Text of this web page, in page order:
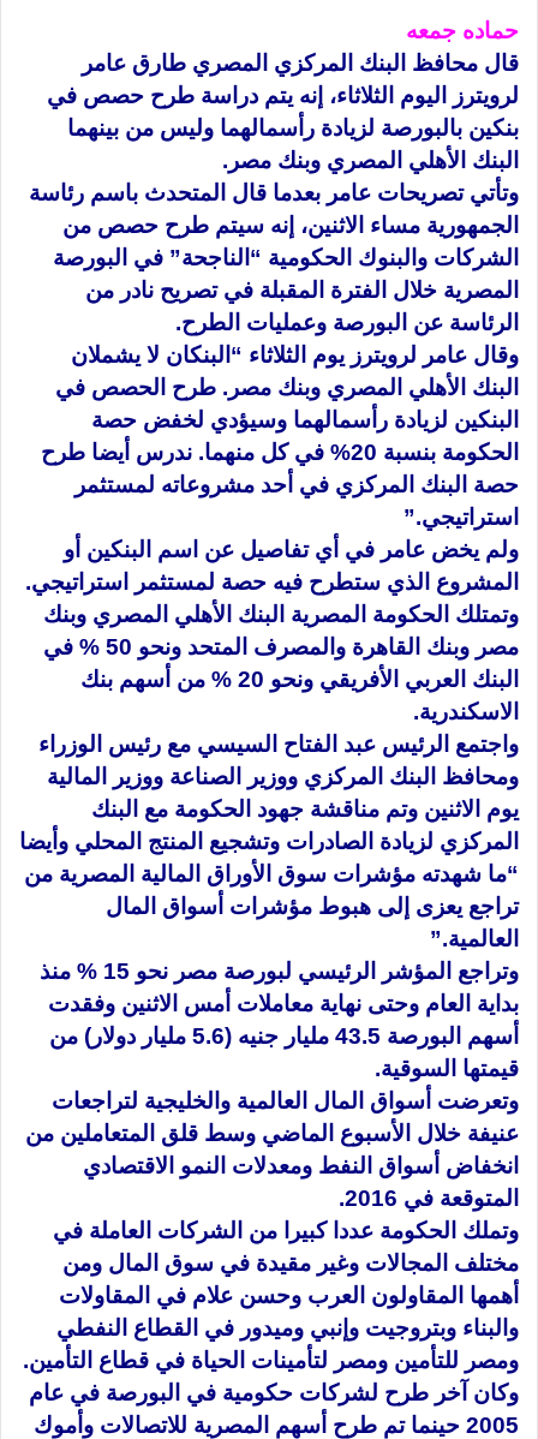
حماده جمعه
قال محافظ البنك المركزي المصري طارق عامر
لرويترز اليوم الثلاثاء، إنه يتم دراسة طرح حصص في
بنكين بالبورصة لزيادة رأسمالهما وليس من بينهما
البنك الأهلي المصري وبنك مصر.
وتأتي تصريحات عامر بعدما قال المتحدث باسم رئاسة
الجمهورية مساء الاثنين، إنه سيتم طرح حصص من
الشركات والبنوك الحكومية “الناجحة” في البورصة
المصرية خلال الفترة المقبلة في تصريح نادر من
الرئاسة عن البورصة وعمليات الطرح.
وقال عامر لرويترز يوم الثلاثاء “البنكان لا يشملان
البنك الأهلي المصري وبنك مصر. طرح الحصص في
البنكين لزيادة رأسمالهما وسيؤدي لخفض حصة
الحكومة بنسبة 20% في كل منهما. ندرس أيضا طرح
حصة البنك المركزي في أحد مشروعاته لمستثمر
استراتيجي.”
ولم يخض عامر في أي تفاصيل عن اسم البنكين أو
المشروع الذي ستطرح فيه حصة لمستثمر استراتيجي.
وتمتلك الحكومة المصرية البنك الأهلي المصري وبنك
مصر وبنك القاهرة والمصرف المتحد ونحو 50 % في
البنك العربي الأفريقي ونحو 20 % من أسهم بنك
الاسكندرية.
واجتمع الرئيس عبد الفتاح السيسي مع رئيس الوزراء
ومحافظ البنك المركزي ووزير الصناعة ووزير المالية
يوم الاثنين وتم مناقشة جهود الحكومة مع البنك
المركزي لزيادة الصادرات وتشجيع المنتج المحلي وأيضا
“ما شهدته مؤشرات سوق الأوراق المالية المصرية من
تراجع يعزى إلى هبوط مؤشرات أسواق المال
العالمية.”
وتراجع المؤشر الرئيسي لبورصة مصر نحو 15 % منذ
بداية العام وحتى نهاية معاملات أمس الاثنين وفقدت
أسهم البورصة 43.5 مليار جنيه (5.6 مليار دولار) من
قيمتها السوقية.
وتعرضت أسواق المال العالمية والخليجية لتراجعات
عنيفة خلال الأسبوع الماضي وسط قلق المتعاملين من
انخفاض أسواق النفط ومعدلات النمو الاقتصادي
المتوقعة في 2016.
وتملك الحكومة عددا كبيرا من الشركات العاملة في
مختلف المجالات وغير مقيدة في سوق المال ومن
أهمها المقاولون العرب وحسن علام في المقاولات
والبناء وبتروجيت وإنبي وميدور في القطاع النفطي
ومصر للتأمين ومصر لتأمينات الحياة في قطاع التأمين.
وكان آخر طرح لشركات حكومية في البورصة في عام
2005 حينما تم طرح أسهم المصرية للاتصالات وأموك